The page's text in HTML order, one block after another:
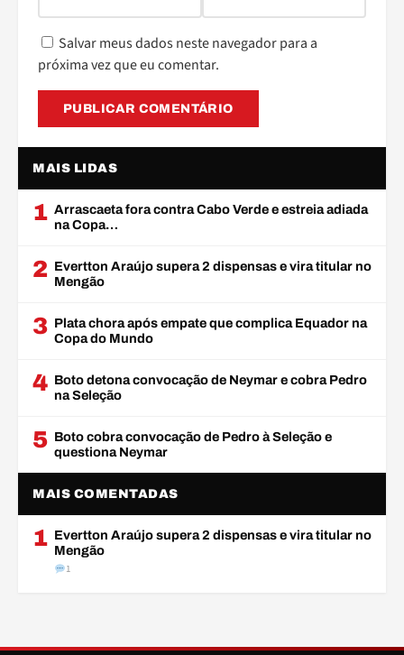
Salvar meus dados neste navegador para a
próxima vez que eu comentar.
MAIS LIDAS
1 Arrascaeta fora contra Cabo Verde e estreia adiada
na Copa…
2 Evertton Araújo supera 2 dispensas e vira titular no
Mengão
3 Plata chora após empate que complica Equador na
Copa do Mundo
4 Boto detona convocação de Neymar e cobra Pedro
na Seleção
5 Boto cobra convocação de Pedro à Seleção e
questiona Neymar
MAIS COMENTADAS
1 Evertton Araújo supera 2 dispensas e vira titular no
Mengão
1